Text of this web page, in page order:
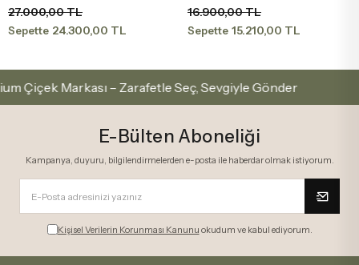
27.000,00 TL
Sepette 24.300,00 TL
16.900,00 TL
Sepette 15.210,00 TL
Markası – Zarafetle Seç, Sevgiyle Gönder
E-Bülten Aboneliği
Kampanya, duyuru, bilgilendirmelerden e-posta ile haberdar olmak istiyorum.
Kişisel Verilerin Korunması Kanunu okudum ve kabul ediyorum.